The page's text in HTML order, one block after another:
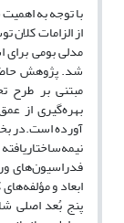
با توجه به
از الزامات
مدلی بومی برای
شد. پژوهش
مبتنی بر طرح
بهره‌گیری از
آورده است.در
فدراسیون‌های
ابعاد و
پنج بُعد اصلی